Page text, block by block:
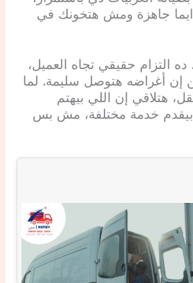
جاهزة ومش هتخونك في
التزام حقيقي تجاه العميل،
أغراضه هتوصل سليمة. لما
هتلاقي إن اللي بيهتم
بيقدم خدمة مختلفة، مش بس